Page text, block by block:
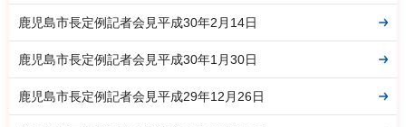
鹿児島市長定例記者会見平成30年2月14日
鹿児島市長定例記者会見平成30年1月30日
鹿児島市長定例記者会見平成29年12月26日